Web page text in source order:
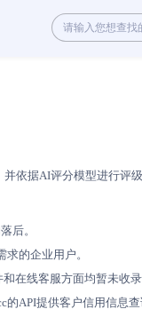
依据AI评分模型进行评
后。
的企业用户。
在线客服方面均暂未收
API提供客户信用信息